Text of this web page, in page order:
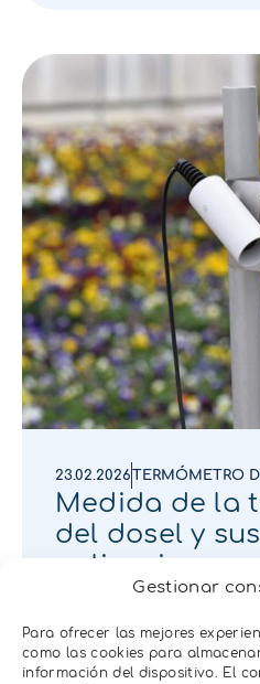
Gestionar
Para ofrecer las mejores
como las cookies para
información del dispositivo. El
23.02.2026 TERMÓMETRO
Medida de la
del dosel y sus
aplicaciones